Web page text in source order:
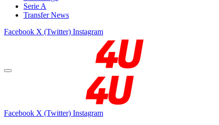
Serie A
Transfer News
Facebook X (Twitter) Instagram
Facebook X (Twitter) Instagram